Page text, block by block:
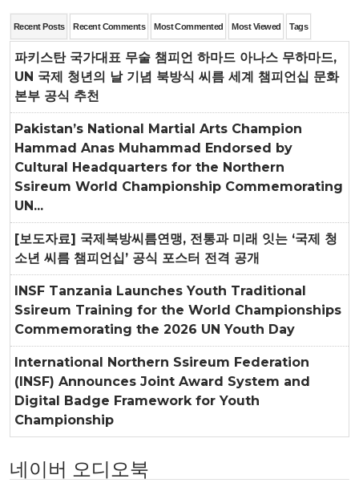
Recent Posts Recent Comments Most Commented Most Viewed Tags
파키스탄 국가대표 무술 챔피언 하마드 아나스 무하마드,
UN 국제 청년의 날 기념 북방식 씨름 세계 챔피언십 문화
본부 공식 추천
Pakistan’s National Martial Arts Champion
Hammad Anas Muhammad Endorsed by
Cultural Headquarters for the Northern
Ssireum World Championship Commemorating
UN...
[보도자료] 국제북방씨름연맹, 전통과 미래 잇는 ‘국제 청
소년 씨름 챔피언십’ 공식 포스터 전격 공개
INSF Tanzania Launches Youth Traditional
Ssireum Training for the World Championships
Commemorating the 2026 UN Youth Day
International Northern Ssireum Federation
(INSF) Announces Joint Award System and
Digital Badge Framework for Youth
Championship
네이버 오디오북